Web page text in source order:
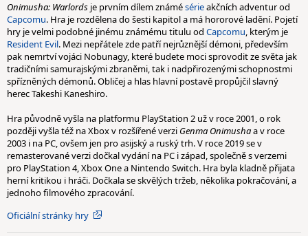
Onimusha: Warlords je prvním dílem známésérieakčních adventur od
Capcomu. Hra je rozdělena do šesti kapitol a má hororové ladění. Pojetí
hry je velmi podobné jinému známému titulu od Capcomu, kterým je
Resident Evil. Mezi nepřátele zde patří nejrůznější démoni, především
pak nemrtví vojáci Nobunagy, které budete moci sprovodit ze světa jak
tradičními samurajskými zbraněmi, tak i nadpřirozenými schopnostmi
spřízněných démonů. Obličej a hlas hlavní postavě propůjčil slavný
herec Takeshi Kaneshiro.
Hra původně vyšla na platformu PlayStation 2 už v roce 2001, o rok
později vyšla též na Xbox v rozšířené verzi Genma Onimushaa v roce
2003 i na PC, ovšem jen pro asijský a ruský trh. V roce 2019 se v
remasterované verzi dočkal vydání na PC i západ, společně s verzemi
pro PlayStation 4, Xbox One a Nintendo Switch. Hra byla kladně přijata
herní kritikou i hráči. Dočkala se skvělých tržeb, několika pokračování, a
jednoho filmového zpracování.
Oficiální stránky hry